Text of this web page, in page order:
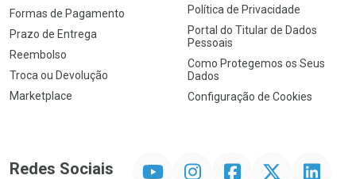
Formas de Pagamento
Prazo de Entrega
Reembolso
Troca ou Devolução
Marketplace
Política de Privacidade
Portal do Titular de Dados
Pessoais
Como Protegemos os Seus
Dados
Configuração de Cookies
Redes Sociais InstagramFacebook Linkedin